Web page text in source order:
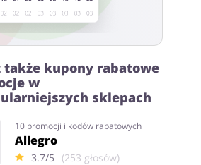
także kupony rabatowe
w
sklepach
10 promocji i kodów rabatowych
Allegro
3.7/5 (253 głosów)